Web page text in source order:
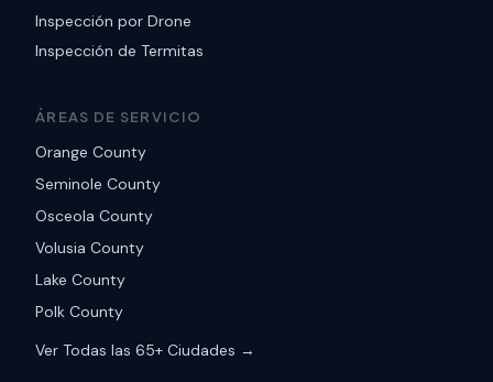
Inspección por Drone
Inspección de Termitas
ÁREAS DE SERVICIO
Orange County
Seminole County
Osceola County
Volusia County
Lake County
Polk County
Ver Todas las 65+ Ciudades →